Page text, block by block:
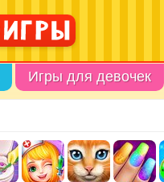
Игры для девочек